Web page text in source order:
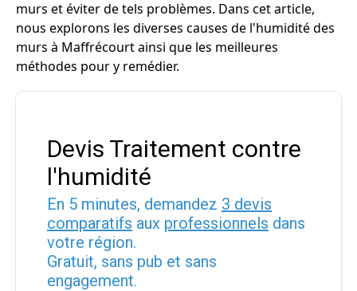
murs et éviter de tels problèmes. Dans cet article,
nous explorons les diverses causes de l'humidité des
murs à Maffrécourt ainsi que les meilleures
méthodes pour y remédier.
Devis Traitement contre
l'humidité
En 5 minutes, demandez 3 devis
comparatifs aux professionnels dans
votre région.
Gratuit, sans pub et sans
engagement.